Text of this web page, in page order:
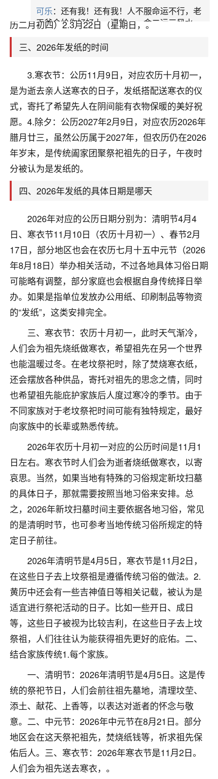
春季祭奠吉日（3月部分）1.3月21日（星期六，农
历二月初四）2.3月22日（星期日，。
三、2026年发纸的时间
3.寒衣节：公历11月9日，对应农历十月初一，
是为逝去亲人送寒衣的日子，发纸搭配送寒衣的仪
式，寄托了希望先人在阴间能有衣物保暖的美好祝
愿。4.除夕：公历2027年2月9日，对应农历2026年
腊月廿三，虽然公历属于2027年，但农历仍在2026
年岁末，是传统阖家团聚祭祀祖先的日子，午夜时
分被认为是发纸的。
四、2026年发纸的具体日期是哪天
2026年对应的公历日期分别为：清明节4月4
日、寒衣节11月10日（农历十月初一）、春节2月
17日，部分地区也会在农历七月十五中元节（2026
年8月18日）举办相关活动，不过各地具体习俗日期
可能略有调整，部分家庭也会根据自身传统择日举
办。如果是指单位发放办公用纸、印刷制品等物资
的“发纸”，这类安排完全。
三、寒衣节：农历十月初一，此时天气渐冷，
人们会为祖先烧纸做寒衣，希望祖先在另一个世界
也能温暖过冬。在老坟祭祀时，除了焚烧寒衣纸，
还会摆放各种供品，寄托对祖先的思念之情，同时
也希望祖先能庇护家族后人度过寒冷的季节。由于
不同家族对于老坟祭祀时间可能有独特规定，最好
向家族中的长辈或熟悉传统。
2026年农历十月初一对应的公历时间是11月1
日左右。寒衣节时人们会为逝者烧纸做寒衣，以寄
哀思。当然，如果当地有特殊的习俗规定新坟扫墓
的具体日子，那就需要按照当地习俗来安排。总
之，2026年新坟扫墓时间主要依据各地习俗，常见
的是清明时节，也可参考当地传统习俗所规定的特
定日子前往。
2026年清明节是4月5日，寒衣节是11月2日，
在这些日子去上坟祭祖是遵循传统习俗的做法。2.
黄历中还会有一些吉神值日等相关记载，被认为是
适宜进行祭祀活动的日子。比如一些开日、成日
等，这些日子被视为比较吉利，在这些日子去上坟
祭祖，人们往往认为能获得祖先更好的庇佑。二、
结合家族传统1.每个家族。
一、清明节：2026年清明节是4月5日。这是传
统的祭祀节日，人们会前往祖先墓地，清理坟茔、
添土、献花、上香等，以表达对逝者的怀念与敬
意。二、中元节：2026年中元节在8月21日。部分
地区会在这天祭祀祖先，焚烧纸钱等，祈求祖先保
佑后人。三、寒衣节：2026年寒衣节是11月2日。
人们会为祖先送去寒衣，。
可乐：还有我！还有我！人不服命运不行，老
天爷会给你好好上一课的。一命二运三风水，
平安是福：我也是每年找老师化太岁，看年
17分钟前 来自湖北 19
心若莲花
我是做餐饮的，这两年，生意屡屡受挫，店开一家关
一家，要么生意不好，生意好的就出事。前些年攒的
家底快败光了，真是倒霉！我也想找人看看到底怎么
回事？
鹿森：你可以找老师看看，人有时不服命不行
太阳当空赵：我也做餐饮的，生意不算大，但
址、风水、还有开业日子，哪哪都看了，虽然
大环境不好，但是我家生意还可以，前几天又
刚找老师做了补财库，希望财运更好一点！
2小时前 来自海南 18
梦醒时分
我女儿高二叛逆，大半年不上学，一说她就要死要活
的，把我们两口子愁的不行，朋友给我推荐的慧来老
做完，我女儿跟变了个人一样，不期望她能考多好的
大学，只要能安安稳稳的把书读了，身体心理都健健
康康的我就很知足了！
鹿森：可怜天下父母心啊！
3小时前 来自河北 16
付深
三个，找老师的时候是抱着侥幸心理，没想到老师看
着我晋升有望，我半信半疑的按照老师建议，做了化
太岁还有一个发钱粮，本来年前的人事调整，拖到年
后，我以为都没戏了，结果开年一上班，开会提拔升
职第一个就是我，职务无所谓，主要是底薪加了
3000，非常开心，无论如何，感恩感谢！🙏🏻
鹿森：恭喜升职加薪！！，请客吗？�
心心相印
我身体不太好，总是病病殃殃的，去检查又没什么大
问题，反正就是不舒服。中医西医看遍了，找不到问
题，后来无意中看到有人推荐慧来老师，跟老师聊过
之后，心情豁然开朗，也听老师建议，处理了一些因
果问题。今年以来，身体比以前好多，主要是心情好
了，老师说境随心转，现在深有体会了。
触，首先就是心态会变好，万般皆是命，半点
不由人！
1天前 来自四川 9
金白水清
我也想找老师看看，有没有人给个联系方式的啊？
鹿森：慧来老师微信：gjsy0624